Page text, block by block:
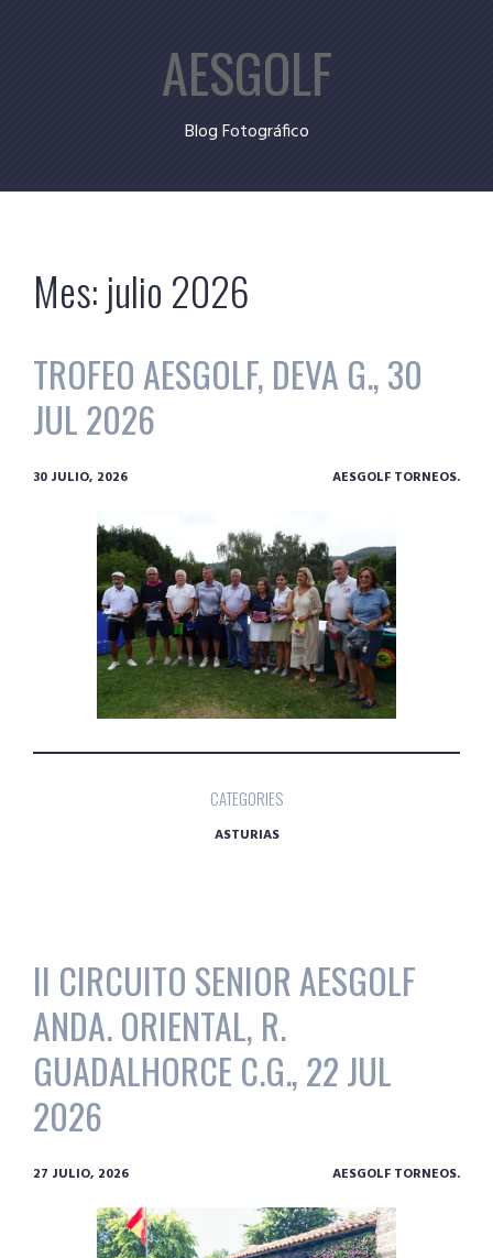
AESGOLF
Blog Fotográfico
Mes: julio 2026
TROFEO AESGOLF, DEVA G., 30
JUL 2026
30 JULIO, 2026 AESGOLF TORNEOS.
CATEGORIES
ASTURIAS
II CIRCUITO SENIOR AESGOLF
ANDA. ORIENTAL, R.
GUADALHORCE C.G., 22 JUL
2026
27 JULIO, 2026 AESGOLF TORNEOS.